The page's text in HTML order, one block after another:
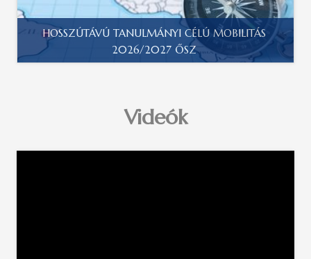
HOSSZÚTÁVÚ TANULMÁNYI CÉLÚ MOBILITÁS
2026/2027 ŐSZ
Videók